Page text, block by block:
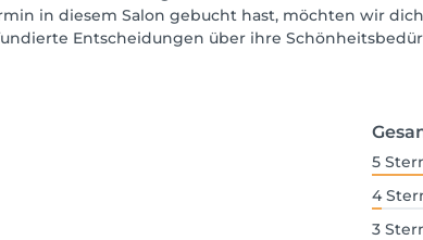
in diesem Salon gebucht hast, möchten wir
Entscheidungen über ihre
5
4
3